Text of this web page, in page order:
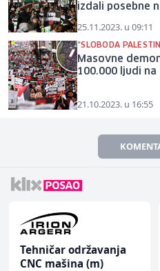
izdali posebne
25.11.2023. u 09:11
"SLOBODA
Masovne
100.000 ljudi
21.10.2023. u 16:55
Tehničar održavanja
CNC mašina (m)